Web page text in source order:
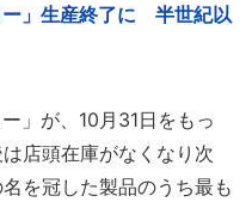
」生産終了に 半世紀以
」が、10月31日をもっ
店頭在庫がなくなり次
を冠した製品のうち最も